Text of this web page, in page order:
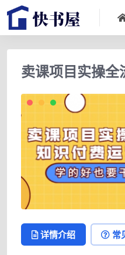
卖课项目实操全
详情介绍 常